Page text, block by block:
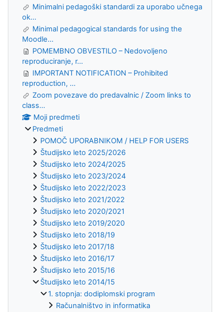
Minimalni pedagoški standardi za uporabo učnega
ok...
Minimal pedagogical standards for using the
Moodle...
POMEMBNO OBVESTILO – Nedovoljeno
reproduciranje, r...
IMPORTANT NOTIFICATION – Prohibited
reproduction, ...
Zoom povezave do predavalnic / Zoom links to
class...
Moji predmeti
Predmeti
POMOČ UPORABNIKOM / HELP FOR USERS
Študijsko leto 2025/2026
Študijsko leto 2024/2025
Študijsko leto 2023/2024
Študijsko leto 2022/2023
Študijsko leto 2021/2022
Študijsko leto 2020/2021
Študijsko leto 2019/2020
Študijsko leto 2018/19
Študijsko leto 2017/18
Študijsko leto 2016/17
Študijsko leto 2015/16
Študijsko leto 2014/15
1. stopnja: dodiplomski program
Računalništvo in informatika